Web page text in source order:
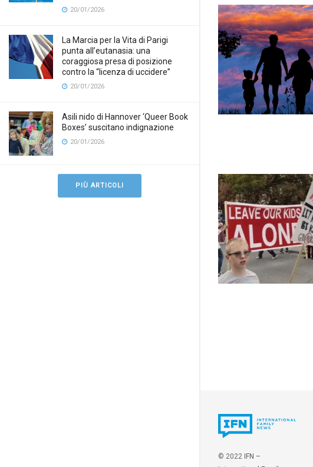
20/01/2026
La Marcia per la Vita di Parigi
punta all’eutanasia: una
coraggiosa presa di posizione
contro la “licenza di uccidere”
20/01/2026
Asili nido di Hannover ‘Queer Book
Boxes’ suscitano indignazione
20/01/2026
PIÙ ARTICOLI
© 2022 IFN –